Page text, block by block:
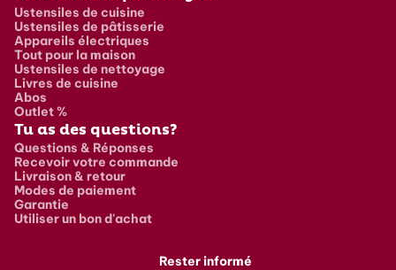
Ustensiles de cuisine
Ustensiles de pâtisserie
Appareils électriques
Tout pour la maison
Ustensiles de nettoyage
Livres de cuisine
Abos
Outlet %
Tu as des questions?
Questions & Réponses
Recevoir votre commande
Livraison & retour
Modes de paiement
Garantie
Utiliser un bon d'achat
Rester informé